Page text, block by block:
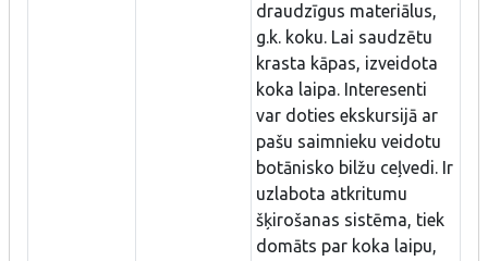
draudzīgus materiālus,
g.k. koku. Lai saudzētu
krasta kāpas, izveidota
koka laipa. Interesenti
var doties ekskursijā ar
pašu saimnieku veidotu
botānisko bilžu ceļvedi. Ir
uzlabota atkritumu
šķirošanas sistēma, tiek
domāts par koka laipu,